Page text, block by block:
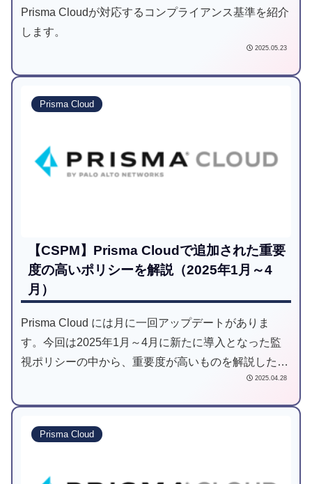
Prisma Cloudが対応するコンプライアンス基準を紹介
します。
2025.05.23
Prisma Cloud
【CSPM】Prisma Cloudで追加された重要
度の高いポリシーを解説（2025年1月～4
月）
Prisma Cloud には月に一回アップデートがありま
す。今回は2025年1月～4月に新たに導入となった監
視ポリシーの中から、重要度が高いものを解説したい
2025.04.28
Prisma Cloud